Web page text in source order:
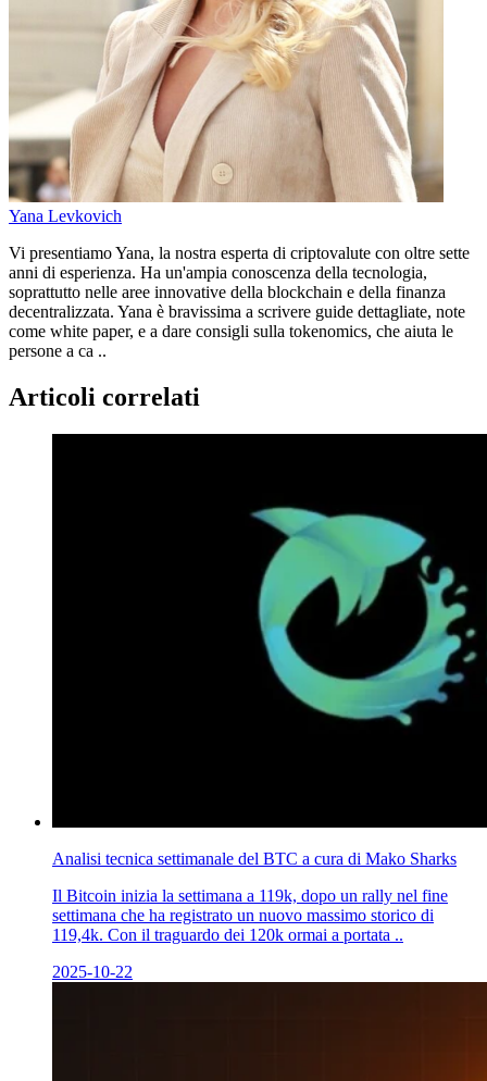
Yana Levkovich
Vi presentiamo Yana, la nostra esperta di criptovalute con oltre sette
anni di esperienza. Ha un'ampia conoscenza della tecnologia,
soprattutto nelle aree innovative della blockchain e della finanza
decentralizzata. Yana è bravissima a scrivere guide dettagliate, note
come white paper, e a dare consigli sulla tokenomics, che aiuta le
persone a ca ..
Articoli correlati
Analisi tecnica settimanale del BTC a cura di Mako Sharks
Il Bitcoin inizia la settimana a 119k, dopo un rally nel fine
settimana che ha registrato un nuovo massimo storico di
119,4k. Con il traguardo dei 120k ormai a portata ..
2025-10-22